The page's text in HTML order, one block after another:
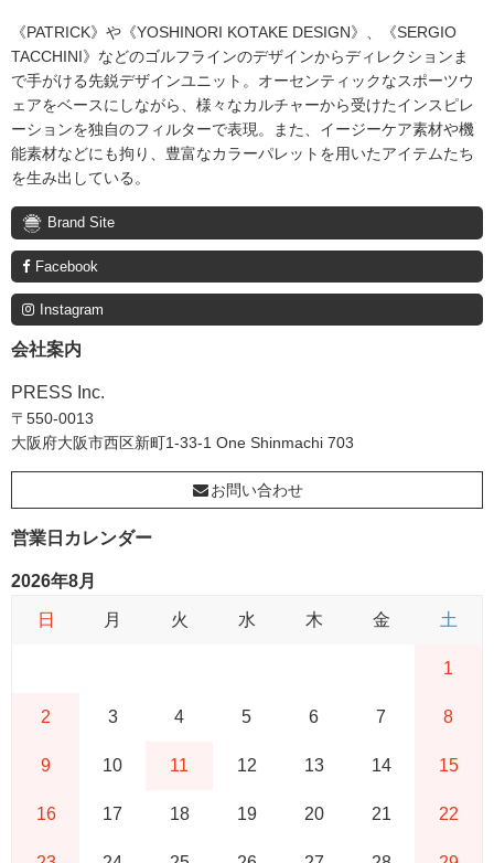
《PATRICK》や《YOSHINORI KOTAKE DESIGN》、《SERGIO
TACCHINI》などのゴルフラインのデザインからディレクションま
で手がける先鋭デザインユニット。オーセンティックなスポーツウ
ェアをベースにしながら、様々なカルチャーから受けたインスピレ
ーションを独自のフィルターで表現。また、イージーケア素材や機
能素材などにも拘り、豊富なカラーパレットを用いたアイテムたち
を生み出している。
Brand Site
Facebook
Instagram
会社案内
PRESS Inc.
〒550-0013
大阪府大阪市西区新町1-33-1 One Shinmachi 703
お問い合わせ
営業日カレンダー
2026年8月
日 月 火 水 木 金 土
1
2 3 4 5 6 7 8
9 10 11 12 13 14 15
16 17 18 19 20 21 22